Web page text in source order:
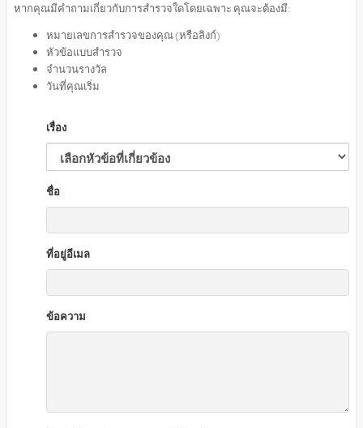
หากคุณมีคำถามเกี่ยวกับการสำรวจใดโดยเฉพาะ คุณจะต้องมี:
หมายเลขการสำรวจของคุณ (หรือลิงก์)
หัวข้อแบบสำรวจ
จำนวนรางวัล
วันที่คุณเริ่ม
เรื่อง
ชื่อ
ที่อยู่อีเมล
ข้อความ